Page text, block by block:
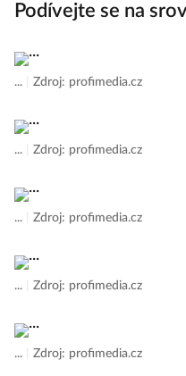
Podívejte se na
... Zdroj: profimedia.cz
... Zdroj: profimedia.cz
... Zdroj: profimedia.cz
... Zdroj: profimedia.cz
... Zdroj: profimedia.cz